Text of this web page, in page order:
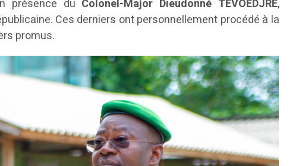
présence du Colonel-Major Dieudonné TEVOEDJRE,
Ces derniers ont personnellement procédé à la
promus.